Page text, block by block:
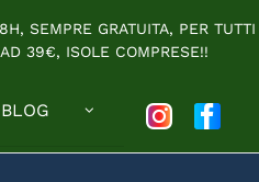
SEMPRE GRATUITA, PER TUTTI
39€, ISOLE COMPRESE!!
BLOG